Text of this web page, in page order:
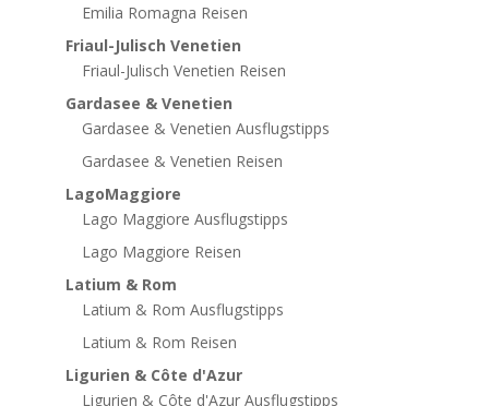
Emilia Romagna Reisen
Friaul-Julisch Venetien
Friaul-Julisch Venetien Reisen
Gardasee & Venetien
Gardasee & Venetien Ausflugstipps
Gardasee & Venetien Reisen
LagoMaggiore
Lago Maggiore Ausflugstipps
Lago Maggiore Reisen
Latium & Rom
Latium & Rom Ausflugstipps
Latium & Rom Reisen
Ligurien & Côte d'Azur
Ligurien & Côte d'Azur Ausflugstipps